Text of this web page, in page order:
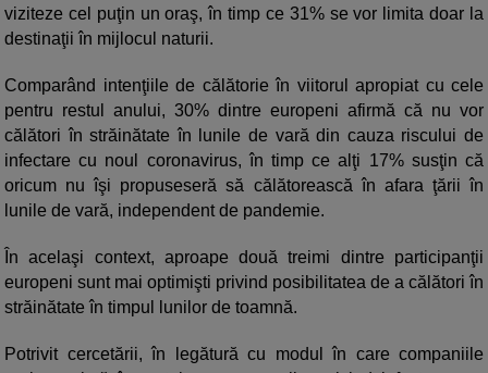
viziteze cel puţin un oraş, în timp ce 31% se vor limita doar la
destinaţii în mijlocul naturii.
Comparând intenţiile de călătorie în viitorul apropiat cu cele
pentru restul anului, 30% dintre europeni afirmă că nu vor
călători în străinătate în lunile de vară din cauza riscului de
infectare cu noul coronavirus, în timp ce alţi 17% susţin că
oricum nu îşi propuseseră să călătorească în afara ţării în
lunile de vară, independent de pandemie.
În acelaşi context, aproape două treimi dintre participanţii
europeni sunt mai optimişti privind posibilitatea de a călători în
străinătate în timpul lunilor de toamnă.
Potrivit cercetării, în legătură cu modul în care companiile